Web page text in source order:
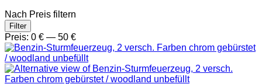
Nach Preis filtern
Min.
Preis
Max.
Preis
Filter
Preis: 0 € — 50 €